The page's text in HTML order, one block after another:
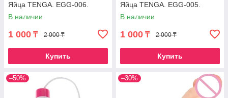
Яйца TENGA. EGG-006.
В наличии
1 000 ₸ 2 000 ₸
Купить
Яйца TENGA. EGG-005.
В наличии
1 000 ₸ 2 000 ₸
Купить
–50% –30%